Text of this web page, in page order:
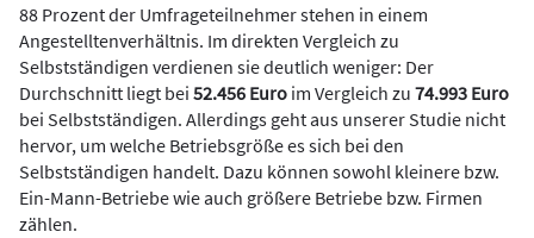
88 Prozent der Umfrageteilnehmer stehen in einem
Angestelltenverhältnis. Im direkten Vergleich zu
Selbstständigen verdienen sie deutlich weniger: Der
Durchschnitt liegt bei 52.456 Euro im Vergleich zu 74.993 Euro
bei Selbstständigen. Allerdings geht aus unserer Studie nicht
hervor, um welche Betriebsgröße es sich bei den
Selbstständigen handelt. Dazu können sowohl kleinere bzw.
Ein-Mann-Betriebe wie auch größere Betriebe bzw. Firmen
zählen.